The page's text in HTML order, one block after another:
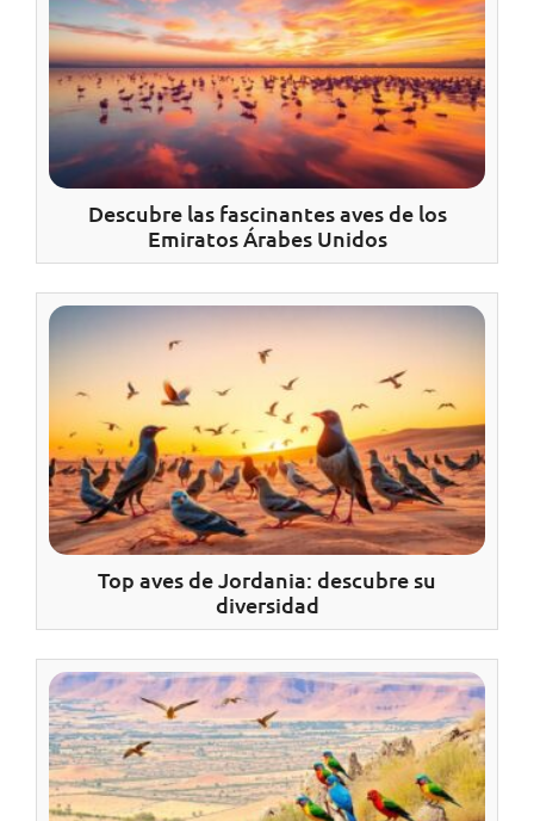
Descubre las fascinantes aves de los
Emiratos Árabes Unidos
Top aves de Jordania: descubre su
diversidad